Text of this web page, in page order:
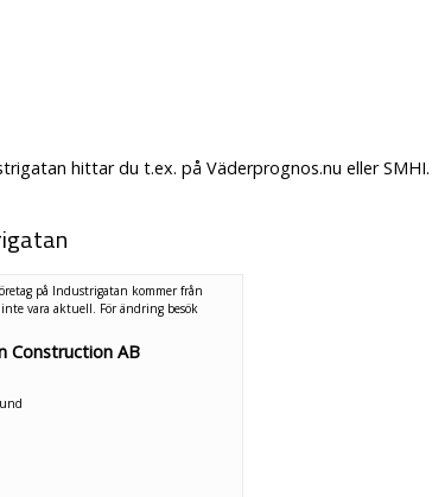
hittar du t.ex. på Väderprognos.nu eller SMHI.
på Industrigatan kommer från
inte vara aktuell. För ändring besök
Construction AB